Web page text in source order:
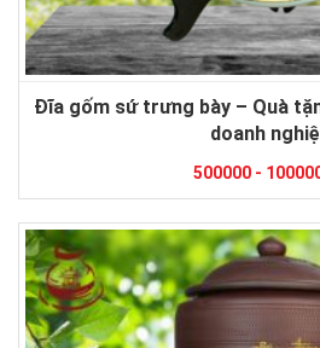
Đĩa gốm sứ trưng bày – Quà
doanh
500000 -